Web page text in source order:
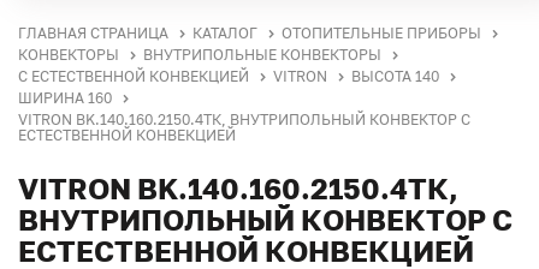
ГЛАВНАЯ СТРАНИЦА КАТАЛОГ
ОТОПИТЕЛЬНЫЕ ПРИБОРЫ
КОНВЕКТОРЫ
ВНУТРИПОЛЬНЫЕ КОНВЕКТОРЫ
С ЕСТЕСТВЕННОЙ КОНВЕКЦИЕЙ
VITRON
ВЫСОТА 140
ШИРИНА 160
VITRON BK.140.160.2150.4ТК, ВНУТРИПОЛЬНЫЙ КОНВЕКТОР С
ЕСТЕСТВЕННОЙ КОНВЕКЦИЕЙ
VITRON BK.140.160.2150.4ТК,
ВНУТРИПОЛЬНЫЙ КОНВЕКТОР С
ЕСТЕСТВЕННОЙ КОНВЕКЦИЕЙ